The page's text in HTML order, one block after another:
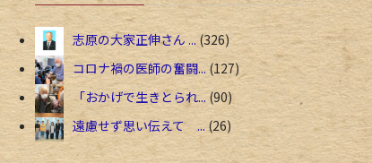
志原の大家正伸さん ... 326
コロナ禍の医師の奮闘... 127
「おかげで生きとられ... 90
遠慮せず思い伝えて ... 26